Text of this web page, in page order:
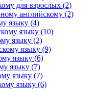
для взрослых (2)
английскому (2)
языку (4)
языку (10)
языку (2)
языку (9)
языку (6)
языку (7)
языку (7)
языку (6)